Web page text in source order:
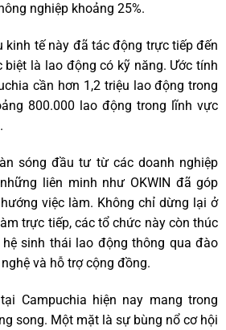
nghiệp khoảng 25%.
kinh tế này đã tác động trực tiếp đến
biệt là lao động có kỹ năng. Ước tính
cần hơn 1,2 triệu lao động trong
800.000 lao động trong lĩnh vực
sóng đầu tư từ các doanh nghiệp
liên minh như OKWIN đã góp
việc làm. Không chỉ dừng lại ở
trực tiếp, các tổ chức này còn thúc
sinh thái lao động thông qua đào
và hỗ trợ cộng đồng.
Campuchia hiện nay mang trong
song. Một mặt là sự bùng nổ cơ hội